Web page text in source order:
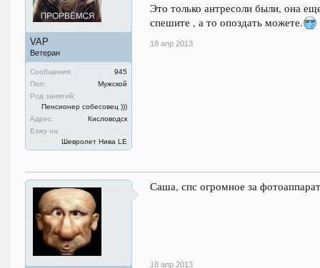
VAP
Ветеран
Сообщения:
945
Пол:
Мужской
Род занятий:
Пенсионер собесовец )))
Адрес:
Кисловодск
Езжу на:
Шевролет Нива LE
Это только антресоли были, она
спешите , а то опоздать можете.
18 апр 2013
Саша, спс огромное за
18 апр 2013